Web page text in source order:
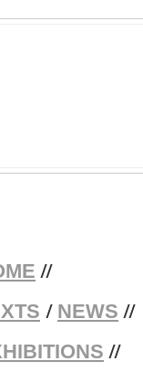
//
/ NEWS //
//